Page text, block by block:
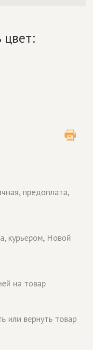
предоплата,
курьером, Новой
на товар
или вернуть товар